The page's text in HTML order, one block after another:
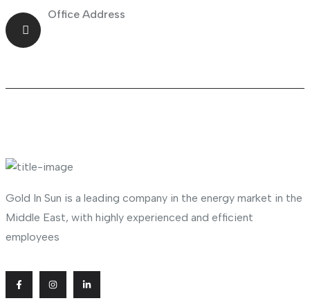
Office Address
Gold In Sun is a leading company in the energy market in the
Middle East, with highly experienced and efficient
employees